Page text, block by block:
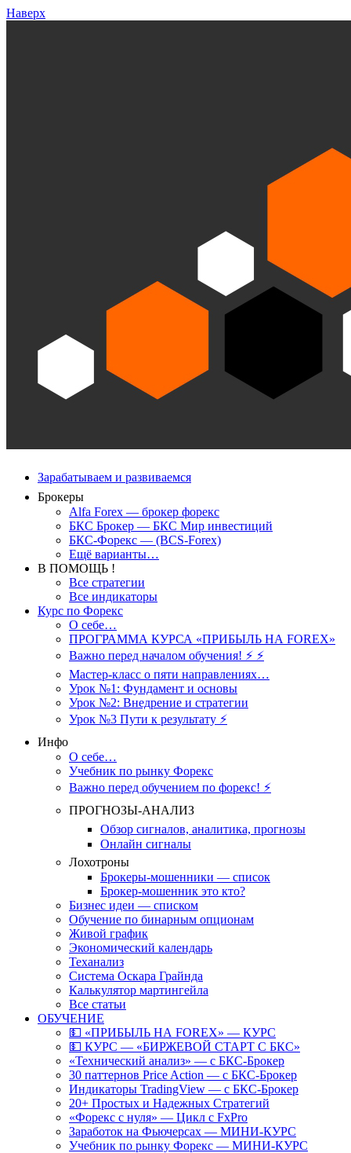
Наверх
Зарабатываем и развиваемся
Брокеры
Alfa Forex — брокер форекс
БКС Брокер — БКС Мир инвестиций
БКС-Форекс — (BCS-Forex)
Ещё варианты…
В ПОМОЩЬ !
Все стратегии
Все индикаторы
Курс по Форекс
О себе…
ПРОГРАММА КУРСА «ПРИБЫЛЬ НА FOREX»
Важно перед началом обучения! ⚡ ⚡
Мастер-класс о пяти направлениях…
Урок №1: Фундамент и основы
Урок №2: Внедрение и стратегии
Урок №3 Пути к результату ⚡️
Инфо
О себе…
Учебник по рынку Форекс
Важно перед обучением по форекс! ⚡
ПРОГНОЗЫ-АНАЛИЗ
Обзор сигналов, аналитика, прогнозы
Онлайн сигналы
Лохотроны
Брокеры-мошенники — список
Брокер-мошенник это кто?
Бизнес идеи — списком
Обучение по бинарным опционам
Живой график
Экономический календарь
Теханализ
Система Оскара Грайнда
Калькулятор мартингейла
Все статьи
ОБУЧЕНИЕ
💵 «ПРИБЫЛЬ НА FOREX» — КУРС
💵 КУРС — «БИРЖЕВОЙ СТАРТ С БКС»
«Технический анализ» — с БКС-Брокер
30 паттернов Price Action — с БКС-Брокер
Индикаторы TradingView — с БКС-Брокер
20+ Простых и Надежных Стратегий
«Форекс с нуля» — Цикл с FxPro
Заработок на Фьючерсах — МИНИ-КУРС
Учебник по рынку Форекс — МИНИ-КУРС